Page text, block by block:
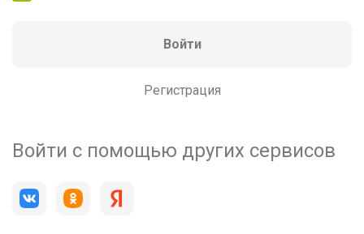
Войти
Регистрация
Войти с помощью других сервисов